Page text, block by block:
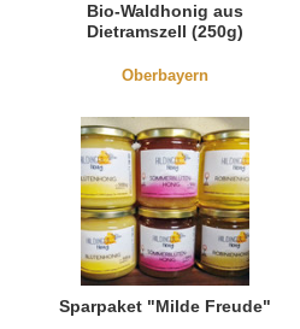
Bio-Waldhonig aus
Dietramszell (250g)
Oberbayern
Sparpaket "Milde Freude"